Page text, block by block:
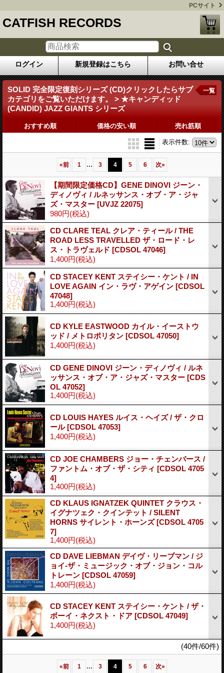
PCサイト
CATFISH RECORDS
ログイン 新規登録はこちら お問い合せ
SOLID 完全限定復刻シリーズ (CD)クリックしたらサブ
カテゴリをご覧いただけます。 > ★キャンディッド
(CANDID) JAZZ GIANTS シリーズ
一覧
おすすめ順 価格の安い順 売れ筋順
表示件数:
«前 1 ... 3 4 5 6 次»
【期間限定価格CD】GENE DINOVI ジーン・
ディノヴィ / ルネッサンス・オブ・ア・ジャ
ズ・マスター [UVJZ 22075]
980円(税込)
CD CLARE TEAL クレア・ティール / THE
ROAD LESS TRAVELLED ザ・ロード・レ
ス・トラヴェルド [CDSOL 47046]
1,400円(税込)
CD STACEY KENT ステイシー・ケント / IN
LOVE AGAIN イン・ラヴ・アゲイン [CDSOL
47048]
1,400円(税込)
CD KYLE EASTWOOD カイル・イーストウ
ッド / メトロポリタン [CDSOL 47050]
1,400円(税込)
CD GENE DINOVI ジーン・ディノヴィ / ルネ
ッサンス・オブ・ア・ジャズ・マスター [CDS
OL 47052]
1,400円(税込)
CD LOUIS HAYES ルイス・ヘイズ / ザ・クロ
ール[CDSOL 47053]
1,400円(税込)
CD JOE CHAMBERS ジョー・チェンバース /
ファントム・オブ・ザ・シティ [CDSOL 4705
4]
1,400円(税込)
CD KLAUS IGNATZEK QUINTET クラウス・
イグナツェク・クインテット / SILENT
HORNS サイレント・ホーンズ[CDSOL 4705
7]
1,400円(税込)
CD DAVE LIEBMAN デイヴ・リーブマン / ジ
ョイ-ザ・ミュージック・オブ・ジョン・コル
トレーン [CDSOL 47059]
1,400円(税込)
CD STACEY KENT ステイシー・ケント / ザ・
ボーイ・ネクスト・ドア [CDSOL 47049]
1,400円(税込)
(40件/60件)
«前 1 ... 3 4 5 6 次»